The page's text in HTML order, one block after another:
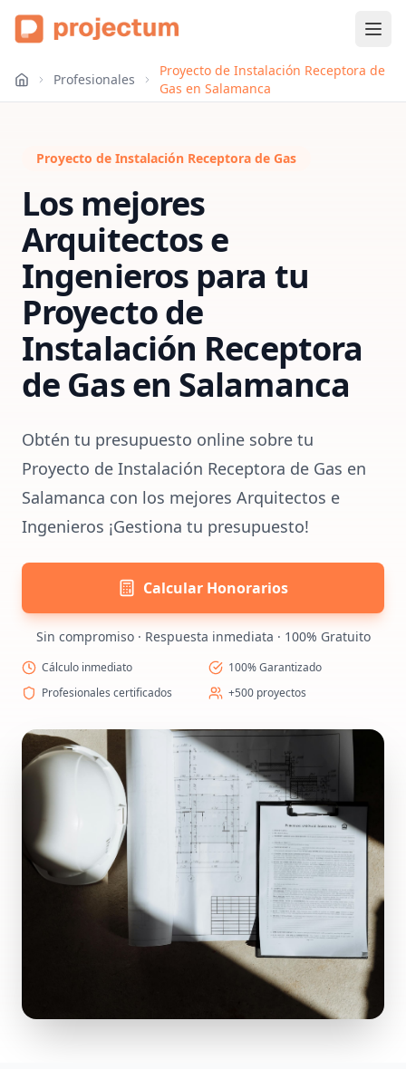
Profesionales
Proyecto de Instalación Receptora de
Gas en Salamanca
Proyecto de Instalación Receptora de Gas
Los mejores
Arquitectos e
Ingenieros para tu
Proyecto de
Instalación Receptora
de Gasen Salamanca
Obtén tu presupuesto online sobre tu
Proyecto de Instalación Receptora de Gas en
Salamanca con los mejores Arquitectos e
Ingenieros ¡Gestiona tu presupuesto!
Calcular Honorarios
Sin compromiso · Respuesta inmediata · 100% Gratuito
Cálculo inmediato
100% Garantizado
Profesionales certificados
+500 proyectos